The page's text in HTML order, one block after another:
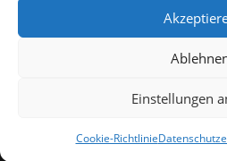
Einstellungen
Cookie-Richtlinie
Datenschutzerklärung
Cookie-